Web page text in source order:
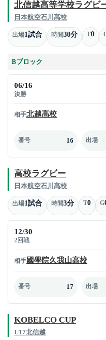
北信越高等学校ラグビ
日本航空石川高校
出場1試合 時間30分 T0
Bブロック
06/16
決勝
相手北越高校
番号 16 出場
高校ラグビー
日本航空石川高校
出場1試合 時間3分 T0 G
12/30
2回戦
相手國學院久我山高校
番号 17 出場
KOBELCO CUP
U17北信越